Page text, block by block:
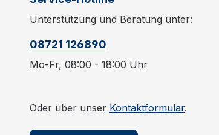
Unterstützung und Beratung unter:
08721 126890
Mo-Fr, 08:00 - 18:00 Uhr
Oder über unser Kontaktformular.